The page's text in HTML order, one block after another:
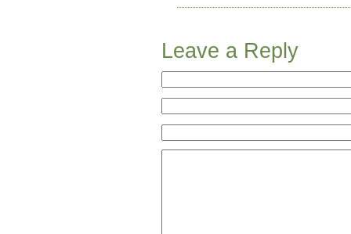
Leave a Reply